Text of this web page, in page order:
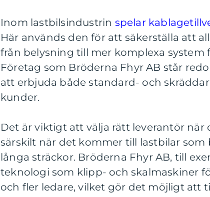
Inom lastbilsindustrin spelar
Här används den för att säkerställa att
från belysning till mer komplexa system
Företag som Bröderna Fhyr AB står
att erbjuda både standard- och
kunder.
Det är viktigt att välja rätt leverantör
särskilt när det kommer till lastbilar
långa sträckor. Bröderna Fhyr AB, till
teknologi som klipp- och skalmaskiner
och fler ledare, vilket gör det möjligt att